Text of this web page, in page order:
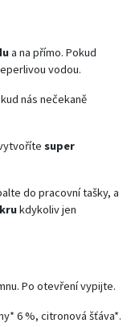
a na přímo. Pokud
vodou.
nás nečekaně
super
do pracovní tašky, a
kdykoliv jen
Po otevření vypijte.
6 %, citronová šťáva*.